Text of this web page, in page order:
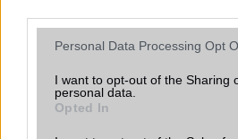
Please note that this website/app
not limited to your visit or usage
grant or deny consent to Google
use your data for below specified
consent section.
Personal Data Processing Opt
I want to opt-out of the Sharing
personal data.
Opted In
800 ezer Galaxy Gear okosóra
Frissül a Gear, agyő Android
Hajlított kijelzõvel érkezett a
Képeken az új, dögös fitnesz